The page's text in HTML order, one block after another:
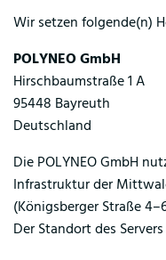
Wir setzen folgende(n)
POLYNEO GmbH
Hirschbaumstraße 1 A
95448 Bayreuth
Deutschland
Die POLYNEO GmbH
Infrastruktur der
(Königsberger Straße
Der Standort des